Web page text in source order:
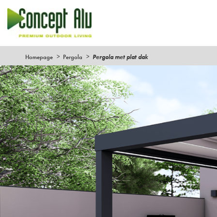
Homepage Pergola Pergola met plat dak